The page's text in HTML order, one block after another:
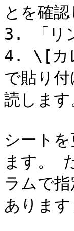
とを確認
3. 「リ
4. \[カ
で貼り
読します
シート
ます。
ラムで
あります